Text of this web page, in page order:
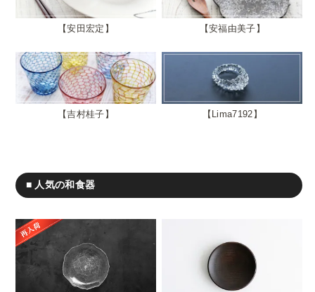
安田宏定 安福由美子
吉村桂子 Lima7192
■ 人気の和食器